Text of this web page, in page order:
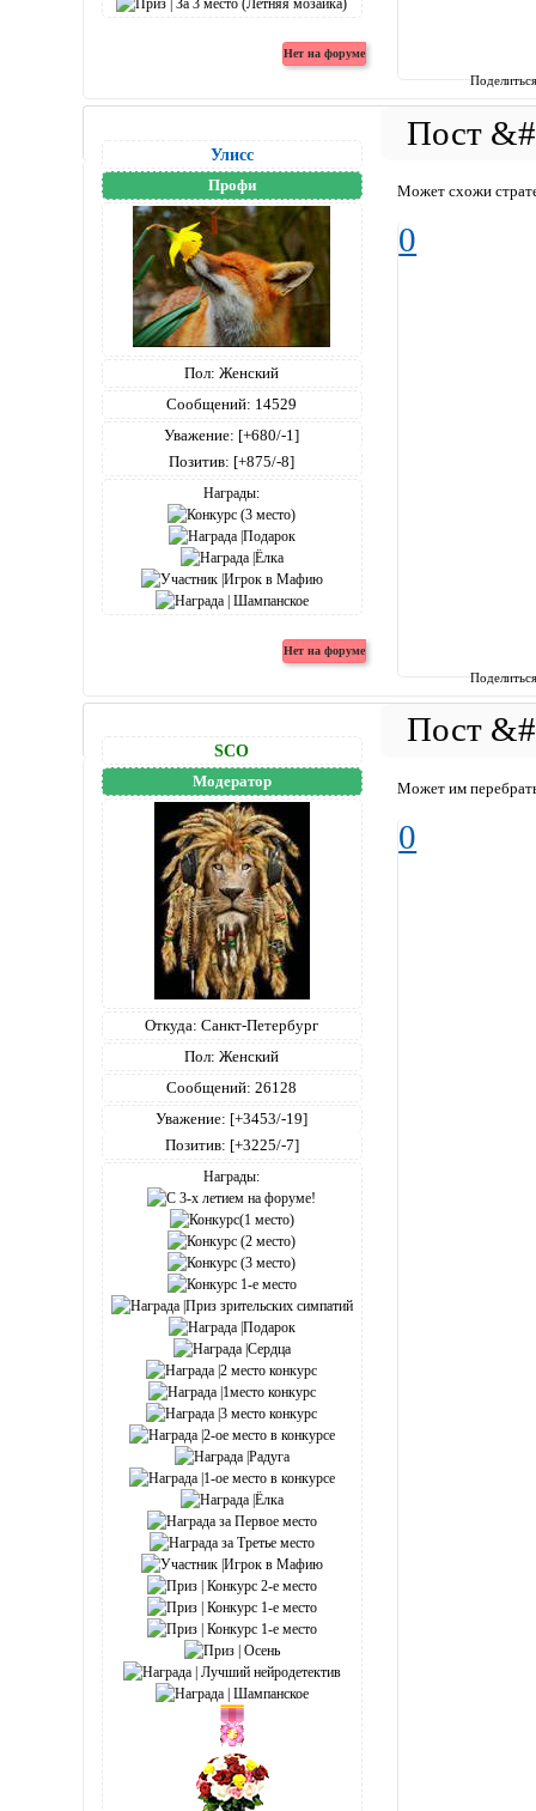
Улисс
Профи
Пол: Женский
Сообщений: 14529
Уважение: [+680/-1]
Позитив: [+875/-8]
Награды:
Может схожи
0
SCO
Модератор
Откуда: Санкт-Петербург
Пол: Женский
Сообщений: 26128
Уважение: [+3453/-19]
Позитив: [+3225/-7]
Награды:
Может им
0